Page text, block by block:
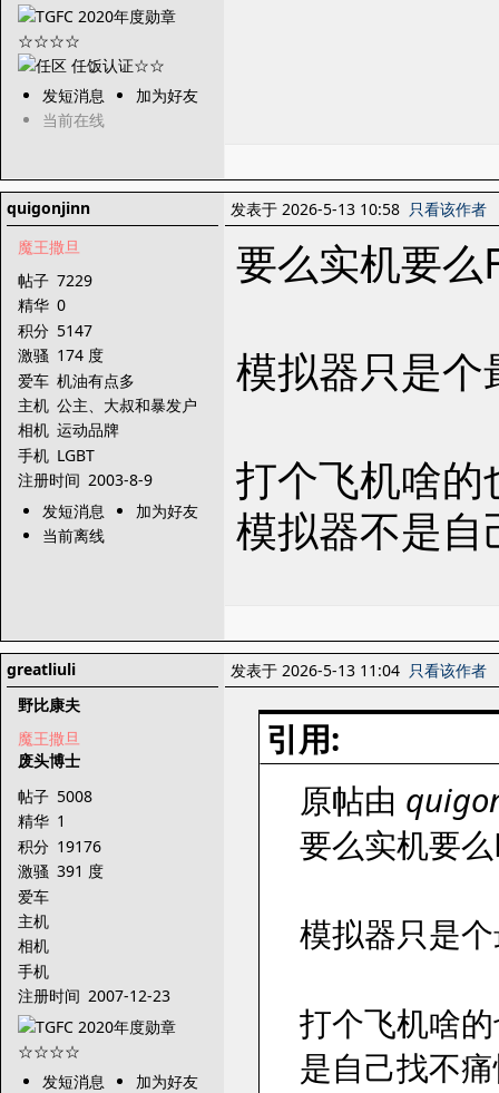
发短消息
加为好友
当前在线
quigonjinn
魔王撒旦
帖子 7229
精华 0
积分 5147
激骚 174 度
爱车 机油有点多
主机 公主、大叔和暴发户
相机 运动品牌
手机 LGBT
注册时间 2003-8-9
发短消息
加为好友
当前离线
发表于 2026-5-13 10:58 只看该作者
要么实机要么
模拟器只是
打个飞机啥的
模拟器不是
greatliuli
野比康夫
魔王撒旦
废头博士
帖子 5008
精华 1
积分 19176
激骚 391 度
爱车
主机
相机
手机
注册时间 2007-12-23
发短消息
加为好友
发表于 2026-5-13 11:04 只看该作者
引用:
原帖由
要么实机要
模拟器只是
打个飞机啥
是自己找不